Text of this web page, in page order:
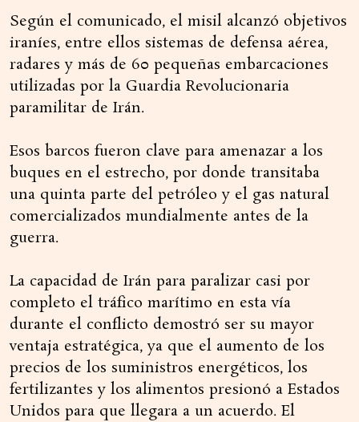
Según el comunicado, el misil alcanzó objetivos
iraníes, entre ellos sistemas de defensa aérea,
radares y más de 60 pequeñas embarcaciones
utilizadas por la Guardia Revolucionaria
paramilitar de Irán.
Esos barcos fueron clave para amenazar a los
buques en el estrecho, por donde transitaba
una quinta parte del petróleo y el gas natural
comercializados mundialmente antes de la
guerra.
La capacidad de Irán para paralizar casi por
completo el tráfico marítimo en esta vía
durante el conflicto demostró ser su mayor
ventaja estratégica, ya que el aumento de los
precios de los suministros energéticos, los
fertilizantes y los alimentos presionó a Estados
Unidos para que llegara a un acuerdo. El